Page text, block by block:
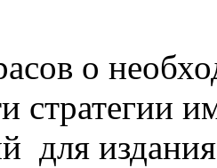
о
стратегии
для